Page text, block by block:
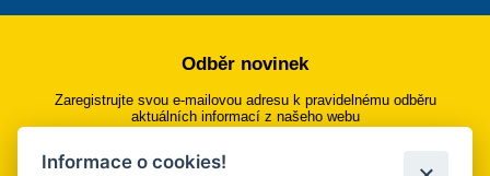
Odběr novinek
Zaregistrujte svou e-mailovou adresu k pravidelnému odběru
aktuálních informací z našeho webu
Přihlásit se k odběru
Informace o cookies!